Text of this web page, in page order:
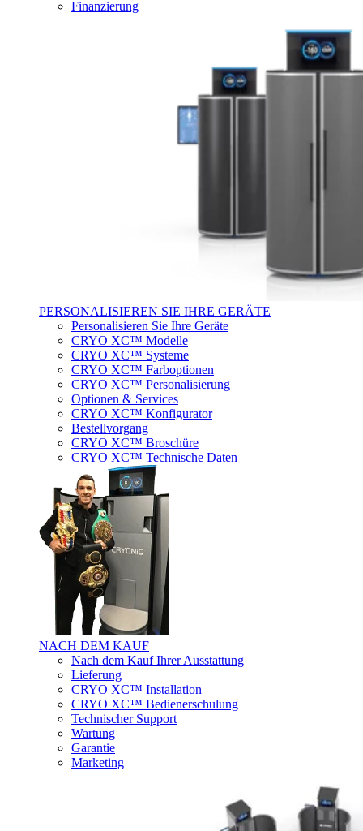
Finanzierung
PERSONALISIEREN SIE IHRE GERÄTE
Personalisieren Sie Ihre Geräte
CRYO XC™ Modelle
CRYO XC™ Systeme
CRYO XC™ Farboptionen
CRYO XC™ Personalisierung
Optionen & Services
CRYO XC™ Konfigurator
Bestellvorgang
CRYO XC™ Broschüre
CRYO XC™ Technische Daten
NACH DEM KAUF
Nach dem Kauf Ihrer Ausstattung
Lieferung
CRYO XC™ Installation
CRYO XC™ Bedienerschulung
Technischer Support
Wartung
Garantie
Marketing